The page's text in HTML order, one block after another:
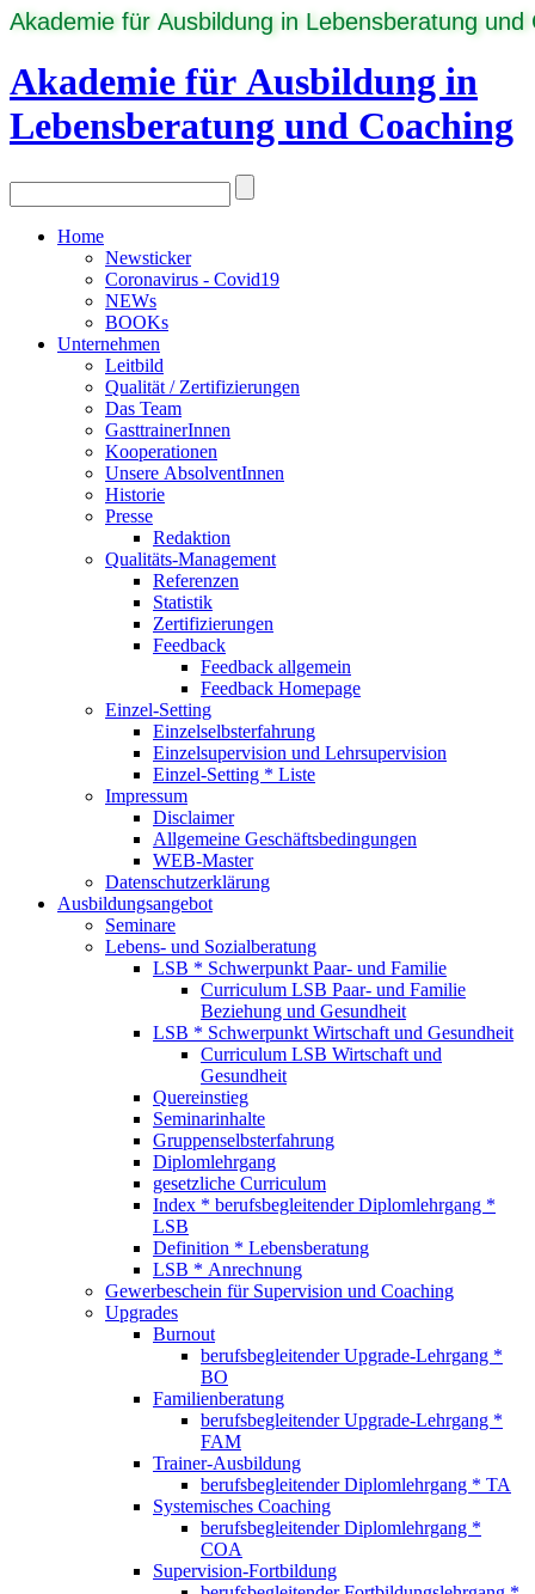
Akademie für Ausbildung in Lebensberatung und
Akademie für Ausbildung in
Lebensberatung und Coaching
Home
Newsticker
Coronavirus - Covid19
NEWs
BOOKs
Unternehmen
Leitbild
Qualität / Zertifizierungen
Das Team
GasttrainerInnen
Kooperationen
Unsere AbsolventInnen
Historie
Presse
Redaktion
Qualitäts-Management
Referenzen
Statistik
Zertifizierungen
Feedback
Feedback allgemein
Feedback Homepage
Einzel-Setting
Einzelselbsterfahrung
Einzelsupervision und Lehrsupervision
Einzel-Setting * Liste
Impressum
Disclaimer
Allgemeine Geschäftsbedingungen
WEB-Master
Datenschutzerklärung
Ausbildungsangebot
Seminare
Lebens- und Sozialberatung
LSB * Schwerpunkt Paar- und Familie
Curriculum LSB Paar- und Familie
Beziehung und Gesundheit
LSB * Schwerpunkt Wirtschaft und Gesundheit
Curriculum LSB Wirtschaft und
Gesundheit
Quereinstieg
Seminarinhalte
Gruppenselbsterfahrung
Diplomlehrgang
gesetzliche Curriculum
Index * berufsbegleitender Diplomlehrgang *
LSB
Definition * Lebensberatung
LSB * Anrechnung
Gewerbeschein für Supervision und Coaching
Upgrades
Burnout
berufsbegleitender Upgrade-Lehrgang *
BO
Familienberatung
berufsbegleitender Upgrade-Lehrgang *
FAM
Trainer-Ausbildung
berufsbegleitender Diplomlehrgang * TA
Systemisches Coaching
berufsbegleitender Diplomlehrgang *
COA
Supervision-Fortbildung